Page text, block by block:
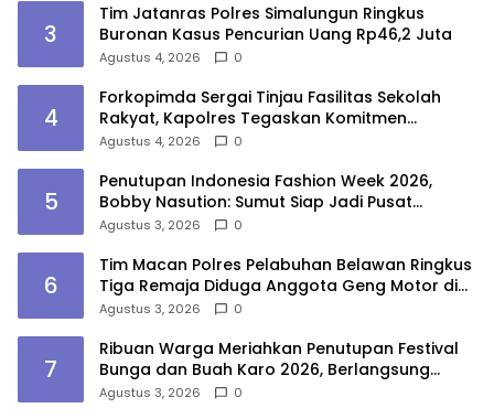
3
Tim Jatanras Polres Simalungun Ringkus
Buronan Kasus Pencurian Uang Rp46,2 Juta
Agustus 4, 2026 0
4
Forkopimda Sergai Tinjau Fasilitas Sekolah
Rakyat, Kapolres Tegaskan Komitmen
Ciptakan Lingkungan Belajar Aman dan
Agustus 4, 2026 0
5
Penutupan Indonesia Fashion Week 2026,
Bobby Nasution: Sumut Siap Jadi Pusat
Fashion Indonesia Lewat Wastra
Agustus 3, 2026 0
6
Tim Macan Polres Pelabuhan Belawan Ringkus
Tiga Remaja Diduga Anggota Geng Motor di
Marelan
Agustus 3, 2026 0
7
Ribuan Warga Meriahkan Penutupan Festival
Bunga dan Buah Karo 2026, Berlangsung
Aman di Bawah Pengamanan Gabungan
Agustus 3, 2026 0